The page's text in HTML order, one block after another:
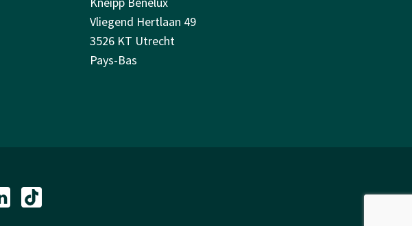
Vliegend Hertlaan 49
3526 KT Utrecht
Pays-Bas